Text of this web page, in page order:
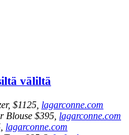
väliltä
$1125, lagarconne.com
Blouse $395, lagarconne.com
lagarconne.com